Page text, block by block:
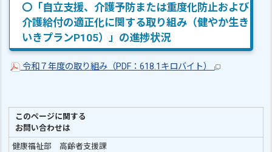
〇「自立支援、介護予防または重度化防止および
介護給付の適正化に関する取り組み（健やか生き
いきプランP105）」の進捗状況
令和７年度の取り組み（PDF：618.1キロバイト）
このページに関する
お問い合わせは
健康福祉部 高齢者支援課